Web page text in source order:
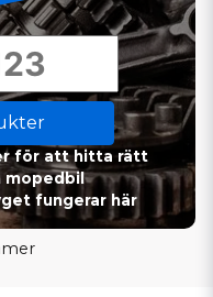
för att hitta rätt
mopedbil
fungerar här